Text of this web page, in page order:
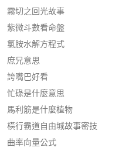
霧切之回光故事
紫微斗數看命盤
氯胺水解方程式
庶兄意思
誇嘴巴好看
忙碌是什麼意思
馬利筋是什麼植物
橫行霸道自由城故事密技
曲率向量公式